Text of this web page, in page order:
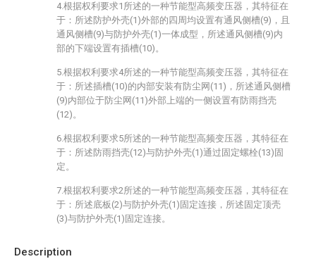
Description
4.根据权利要求1所述的一种节能型高频变压器，其特征在
于：所述防护外壳(1)外部的四周均设置有通风侧槽(9)，且
通风侧槽(9)与防护外壳(1)一体成型，所述通风侧槽(9)内
部的下端设置有插槽(10)。
5.根据权利要求4所述的一种节能型高频变压器，其特征在
于：所述插槽(10)的内部安装有防尘网(11)，所述通风侧槽
(9)内部位于防尘网(11)外部上端的一侧设置有防雨挡壳
(12)。
6.根据权利要求5所述的一种节能型高频变压器，其特征在
于：所述防雨挡壳(12)与防护外壳(1)通过固定螺栓(13)固
定。
7.根据权利要求2所述的一种节能型高频变压器，其特征在
于：所述底板(2)与防护外壳(1)固定连接，所述固定顶壳
(3)与防护外壳(1)固定连接。